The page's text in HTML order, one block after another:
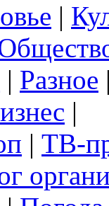
|
| Разное
|
| ТВ-